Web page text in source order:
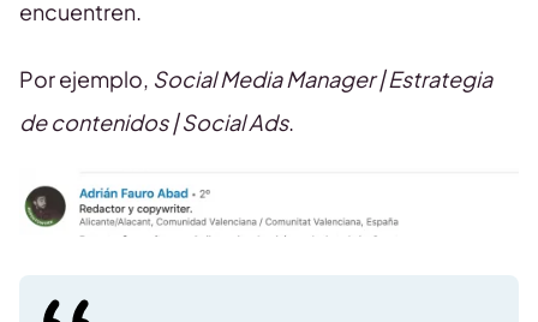
encuentren.
Por ejemplo, Social Media Manager | Estrategia
de contenidos | Social Ads.